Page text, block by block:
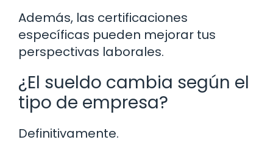
Además, las certificaciones
específicas pueden mejorar tus
perspectivas laborales.
¿El sueldo cambia según el
tipo de empresa?
Definitivamente.